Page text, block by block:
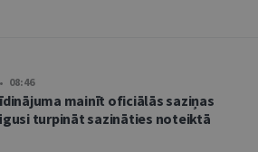
08:46
mainīt oficiālās saziņas
turpināt sazināties noteiktā